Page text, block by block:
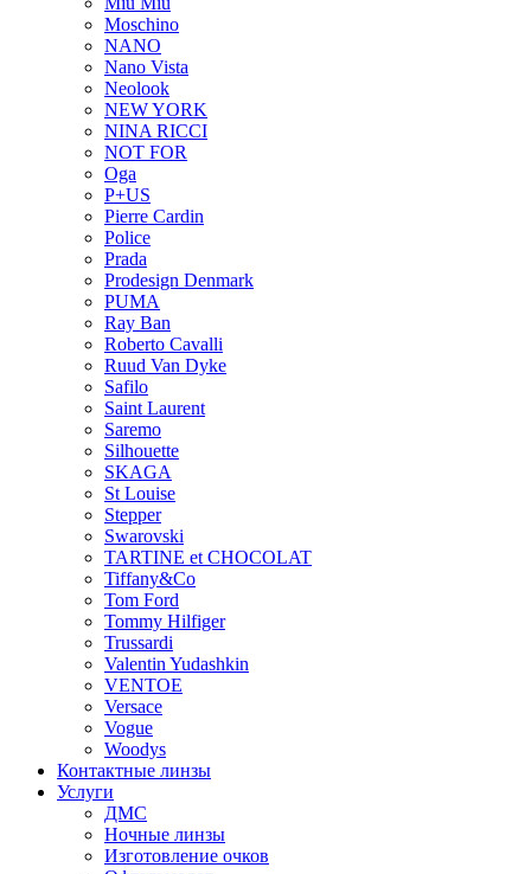
Moschino
NANO
Nano Vista
Neolook
NEW YORK
NINA RICCI
NOT FOR
Oga
P+US
Pierre Cardin
Police
Prada
Prodesign Denmark
PUMA
Ray Ban
Roberto Cavalli
Ruud Van Dyke
Safilo
Saint Laurent
Saremo
Silhouette
SKAGA
St Louise
Stepper
Swarovski
TARTINE et CHOCOLAT
Tiffany&Co
Tom Ford
Tommy Hilfiger
Trussardi
Valentin Yudashkin
VENTOE
Versace
Vogue
Woodys
Контактные линзы
Услуги
ДМС
Ночные линзы
Изготовление очков